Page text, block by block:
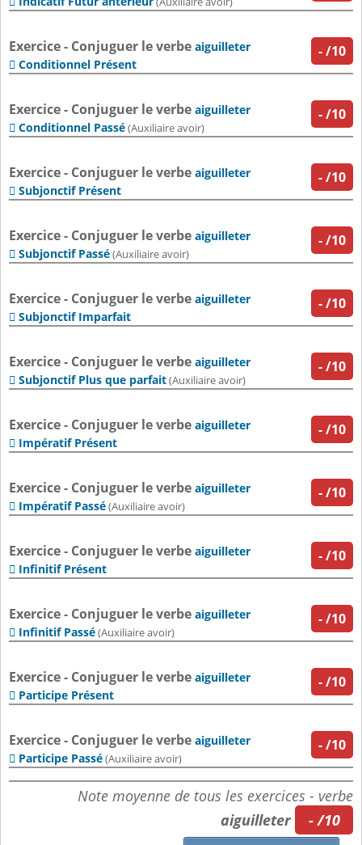
-/10
Exercice - Conjuguer le verbe aiguilleter
 Conditionnel Présent
-/10
Exercice - Conjuguer le verbe aiguilleter
 Conditionnel Passé(Auxiliaire avoir)
-/10
Exercice - Conjuguer le verbe aiguilleter
 Subjonctif Présent
-/10
Exercice - Conjuguer le verbe aiguilleter
 Subjonctif Passé(Auxiliaire avoir)
-/10
Exercice - Conjuguer le verbe aiguilleter
 Subjonctif Imparfait
-/10
Exercice - Conjuguer le verbe aiguilleter
 Subjonctif Plus que parfait(Auxiliaire avoir)
-/10
Exercice - Conjuguer le verbe aiguilleter
 Impératif Présent
-/10
Exercice - Conjuguer le verbe aiguilleter
 Impératif Passé(Auxiliaire avoir)
-/10
Exercice - Conjuguer le verbe aiguilleter
 Infinitif Présent
-/10
Exercice - Conjuguer le verbe aiguilleter
 Infinitif Passé(Auxiliaire avoir)
-/10
Exercice - Conjuguer le verbe aiguilleter
 Participe Présent
-/10
Exercice - Conjuguer le verbe aiguilleter
 Participe Passé(Auxiliaire avoir)
Note moyenne de tous les exercices - verbe
aiguilleter
- /10